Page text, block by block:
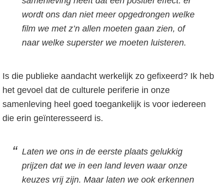
wordt ons dan niet meer opgedrongen welke
film we met z’n allen moeten gaan zien, of
naar welke superster we moeten luisteren.
Is die publieke aandacht werkelijk zo gefixeerd? Ik heb
het gevoel dat de culturele periferie in onze
samenleving heel goed toegankelijk is voor iedereen
die erin geïnteresseerd is.
Laten we ons in de eerste plaats gelukkig
prijzen dat we in een land leven waar onze
keuzes vrij zijn. Maar laten we ook erkennen